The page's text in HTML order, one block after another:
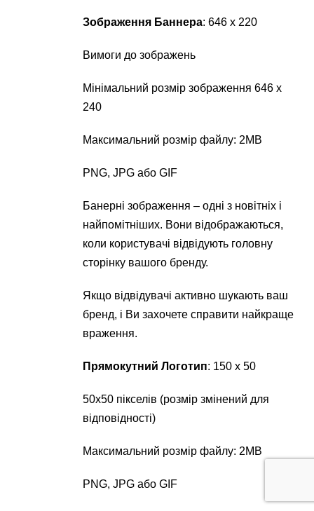
Зображення Баннера: 646 х 220
Вимоги до зображень
Мінімальний розмір зображення 646 х
240
Максимальний розмір файлу: 2MB
PNG, JPG або GIF
Банерні зображення – одні з новітніх і
найпомітніших. Вони відображаються,
коли користувачі відвідують головну
сторінку вашого бренду.
Якщо відвідувачі активно шукають ваш
бренд, і Ви захочете справити найкраще
враження.
Прямокутний Логотип: 150 х 50
50х50 пікселів (розмір змінений для
відповідності)
Максимальний розмір файлу: 2MB
PNG, JPG або GIF